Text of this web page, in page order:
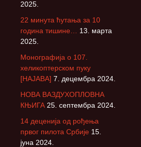
2025.
22 минута ћутања за 10
година тишине…
13. марта
2025.
Монографија о 107.
хеликоптерском пуку
[НАЈАВА] 7. децембра 2024.
НОВА ВАЗДУХОПЛОВНА
КЊИГА 25. септембра 2024.
14 деценија од рођења
првог пилота Србије 15.
јуна 2024.